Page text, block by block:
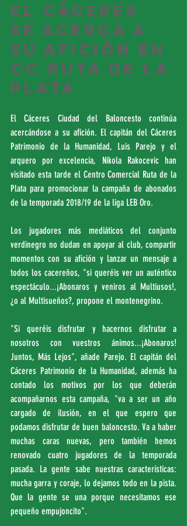
El Cáceres
se acerca a
su afición en
CC Ruta de la
Plata
El Cáceres Ciudad del Baloncesto continúa
acercándose a su afición. El capitán del Cáceres
Patrimonio de la Humanidad, Luis Parejo y el
arquero por excelencia, Nikola Rakocevic han
visitado esta tarde el Centro Comercial Ruta de la
Plata para promocionar la campaña de abonados
de la temporada 2018/19 de la liga LEB Oro.
Los jugadores más mediáticos del conjunto
verdinegro no dudan en apoyar al club, compartir
momentos con su afición y lanzar un mensaje a
todos los cacereños, "si queréis ver un auténtico
espectáculo...¡Abonaros y veniros al Multiusos!,
¿o al Multisueños?, propone el montenegrino.
"Si queréis disfrutar y hacernos disfrutar a
nosotros con vuestros ánimos...¡Abonaros!
Juntos, Más Lejos", añade Parejo. El capitán del
Cáceres Patrimonio de la Humanidad, además ha
contado los motivos por los que deberán
acompañarnos esta campaña, "va a ser un año
cargado de ilusión, en el que espero que
podamos disfrutar de buen baloncesto. Va a haber
muchas caras nuevas, pero también hemos
renovado cuatro jugadores de la temporada
pasada. La gente sabe nuestras características:
mucha garra y coraje, lo dejamos todo en la pista.
Que la gente se una porque necesitamos ese
pequeño empujoncito".